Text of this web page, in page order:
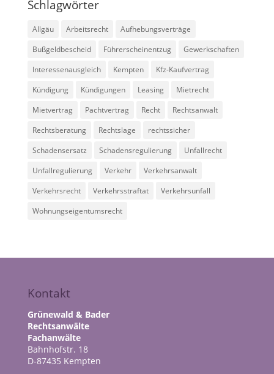
Schlagwörter
Allgäu Arbeitsrecht
Aufhebungsverträge
Bußgeldbescheid
Führerscheinentzug
Gewerkschaften
Interessenausgleich
Kempten
Kfz-Kaufvertrag
Kündigung
Kündigungen Leasing
Mietrecht
Mietvertrag
Pachtvertrag Recht
Rechtsanwalt
Rechtsberatung
Rechtslage
rechtssicher
Schadensersatz
Schadensregulierung
Unfallrecht
Unfallregulierung
Verkehr
Verkehrsanwalt
Verkehrsrecht
Verkehrsstraftat
Verkehrsunfall
Wohnungseigentumsrecht
Kontakt
Grünewald & Bader
Rechtsanwälte
Fachanwälte
Bahnhofstr. 18
D-87435 Kempten